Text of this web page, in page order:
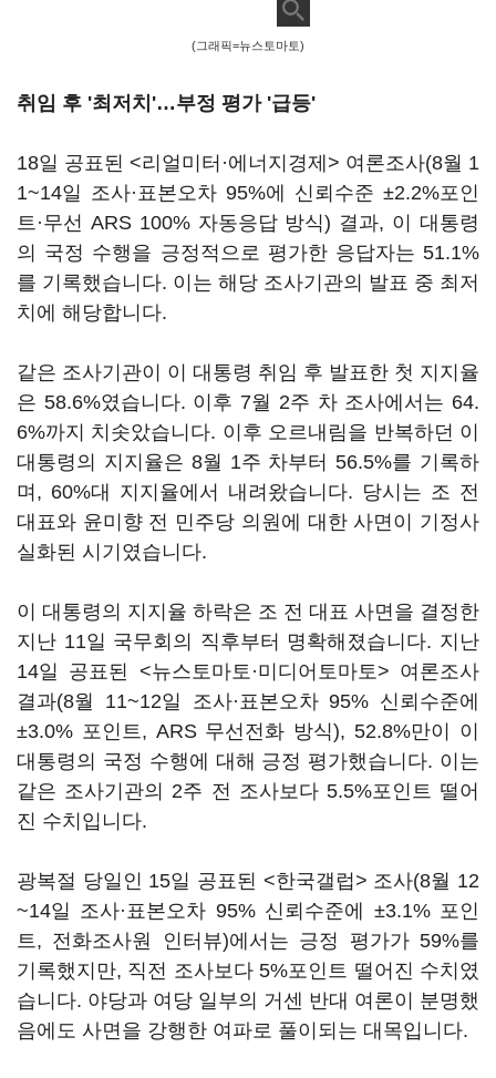
(그래픽=뉴스토마토)
취임 후 '최저치'…부정 평가 '급등'
18일 공표된 <리얼미터·에너지경제> 여론조사(8월 1
1~14일 조사·표본오차 95%에 신뢰수준 ±2.2%포인
트·무선 ARS 100% 자동응답 방식) 결과, 이 대통령
의 국정 수행을 긍정적으로 평가한 응답자는 51.1%
를 기록했습니다. 이는 해당 조사기관의 발표 중 최저
치에 해당합니다.
같은 조사기관이 이 대통령 취임 후 발표한 첫 지지율
은 58.6%였습니다. 이후 7월 2주 차 조사에서는 64.
6%까지 치솟았습니다. 이후 오르내림을 반복하던 이
대통령의 지지율은 8월 1주 차부터 56.5%를 기록하
며, 60%대 지지율에서 내려왔습니다. 당시는 조 전
대표와 윤미향 전 민주당 의원에 대한 사면이 기정사
실화된 시기였습니다.
이 대통령의 지지율 하락은 조 전 대표 사면을 결정한
지난 11일 국무회의 직후부터 명확해졌습니다. 지난
14일 공표된 <뉴스토마토·미디어토마토> 여론조사
결과(8월 11~12일 조사·표본오차 95% 신뢰수준에
±3.0% 포인트, ARS 무선전화 방식), 52.8%만이 이
대통령의 국정 수행에 대해 긍정 평가했습니다. 이는
같은 조사기관의 2주 전 조사보다 5.5%포인트 떨어
진 수치입니다.
광복절 당일인 15일 공표된 <한국갤럽> 조사(8월 12
~14일 조사·표본오차 95% 신뢰수준에 ±3.1% 포인
트, 전화조사원 인터뷰)에서는 긍정 평가가 59%를
기록했지만, 직전 조사보다 5%포인트 떨어진 수치였
습니다. 야당과 여당 일부의 거센 반대 여론이 분명했
음에도 사면을 강행한 여파로 풀이되는 대목입니다.